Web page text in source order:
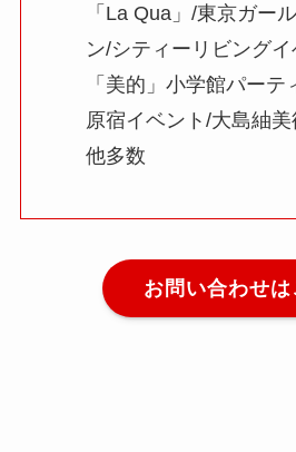
「La Qua」/東京ガー
ン/シティーリビング
「美的」小学館パー
原宿イベント/大島紬
他多数
お問い合わせは